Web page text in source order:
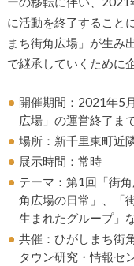
に活動を終了すること
まち街角広場」が生み
で継承していくために
開催期間：2021年5
広場」の運営終了ま
場所：新千里東町近
展示時間：常時
テーマ：第1回「街
角広場の日常」、「
生まれたグループ」
共催：ひがしまち街
タウン研究・情報セ